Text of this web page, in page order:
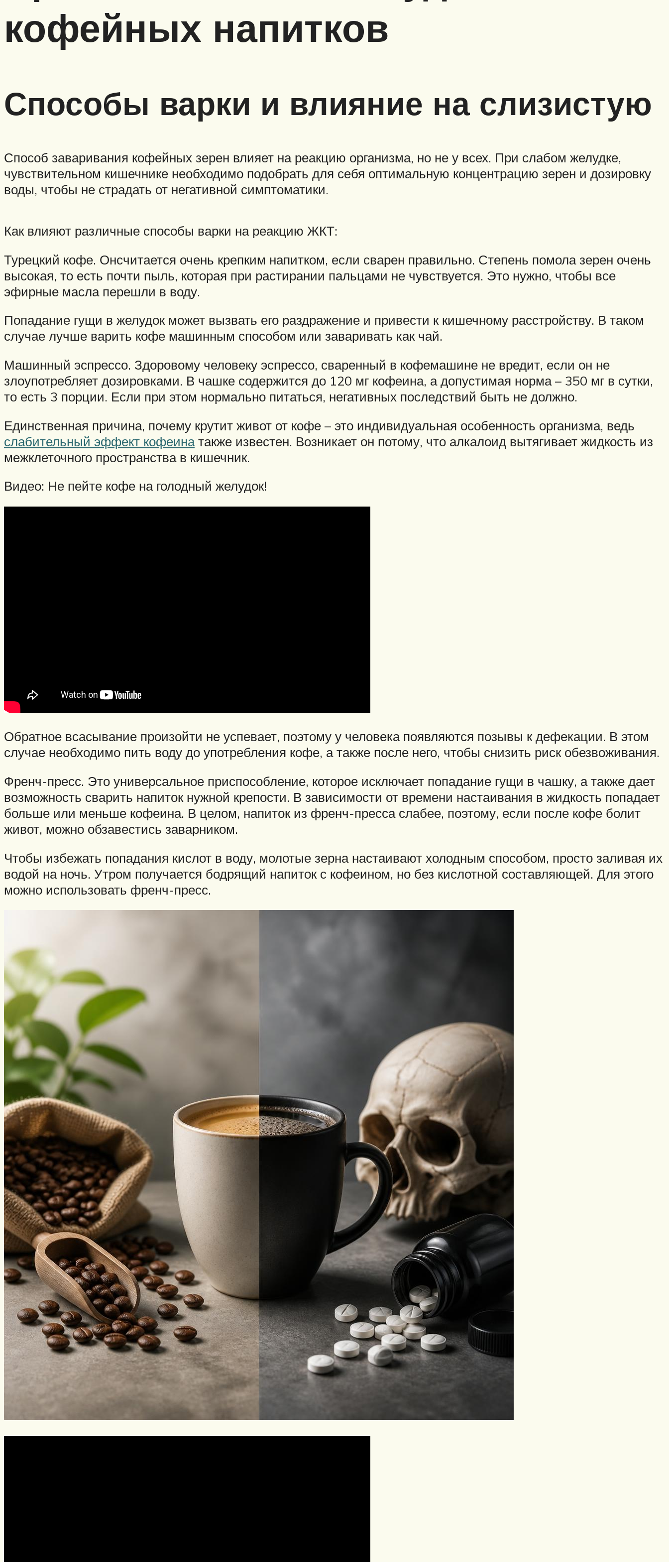
кофейных напитков
Способы варки и влияние на слизистую
Способ заваривания кофейных зерен влияет на реакцию организма, но не у всех. При слабом желудке,
чувствительном кишечнике необходимо подобрать для себя оптимальную концентрацию зерен и дозировку
воды, чтобы не страдать от негативной симптоматики.
Как влияют различные способы варки на реакцию ЖКТ:
Турецкий кофе. Онсчитается очень крепким напитком, если сварен правильно. Степень помола зерен очень
высокая, то есть почти пыль, которая при растирании пальцами не чувствуется. Это нужно, чтобы все
эфирные масла перешли в воду.
Попадание гущи в желудок может вызвать его раздражение и привести к кишечному расстройству. В таком
случае лучше варить кофе машинным способом или заваривать как чай.
Машинный эспрессо. Здоровому человеку эспрессо, сваренный в кофемашине не вредит, если он не
злоупотребляет дозировками. В чашке содержится до 120 мг кофеина, а допустимая норма – 350 мг в сутки,
то есть 3 порции. Если при этом нормально питаться, негативных последствий быть не должно.
Единственная причина, почему крутит живот от кофе – это индивидуальная особенность организма, ведь
слабительный эффект кофеинатакже известен. Возникает он потому, что алкалоид вытягивает жидкость из
межклеточного пространства в кишечник.
Видео: Не пейте кофе на голодный желудок!
Обратное всасывание произойти не успевает, поэтому у человека появляются позывы к дефекации. В этом
случае необходимо пить воду до употребления кофе, а также после него, чтобы снизить риск обезвоживания.
Френч-пресс. Это универсальное приспособление, которое исключает попадание гущи в чашку, а также дает
возможность сварить напиток нужной крепости. В зависимости от времени настаивания в жидкость попадает
больше или меньше кофеина. В целом, напиток из френч-пресса слабее, поэтому, если после кофе болит
живот, можно обзавестись заварником.
Чтобы избежать попадания кислот в воду, молотые зерна настаивают холодным способом, просто заливая их
водой на ночь. Утром получается бодрящий напиток с кофеином, но без кислотной составляющей. Для этого
можно использовать френч-пресс.